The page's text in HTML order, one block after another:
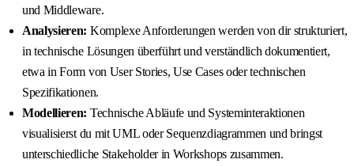
und Middleware.
Analysieren: Komplexe Anforderungen werden von dir strukturiert,
in technische Lösungen überführt und verständlich dokumentiert,
etwa in Form von User Stories, Use Cases oder technischen
Spezifikationen.
Modellieren: Technische Abläufe und Systeminteraktionen
visualisierst du mit UML oder Sequenzdiagrammen und bringst
unterschiedliche Stakeholder in Workshops zusammen.